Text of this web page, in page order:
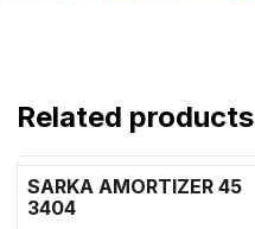
Related products
SARKA AMORTIZER 45
3404